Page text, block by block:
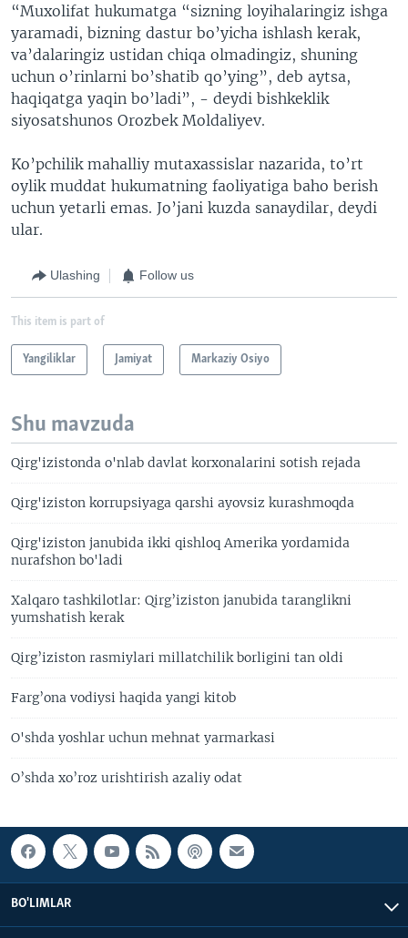
“Muxolifat hukumatga “sizning loyihalaringiz ishga
yaramadi, bizning dastur bo’yicha ishlash kerak,
va’dalaringiz ustidan chiqa olmadingiz, shuning
uchun o’rinlarni bo’shatib qo’ying”, deb aytsa,
haqiqatga yaqin bo’ladi”, - deydi bishkeklik
siyosatshunos Orozbek Moldaliyev.
Ko’pchilik mahalliy mutaxassislar nazarida, to’rt
oylik muddat hukumatning faoliyatiga baho berish
uchun yetarli emas. Jo’jani kuzda sanaydilar, deydi
ular.
Ulashing Follow us
This item is part of
Yangiliklar Jamiyat Markaziy Osiyo
Shu mavzuda
Qirg'izistonda o'nlab davlat korxonalarini sotish rejada
Qirg'iziston korrupsiyaga qarshi ayovsiz kurashmoqda
Qirg'iziston janubida ikki qishloq Amerika yordamida
nurafshon bo'ladi
Xalqaro tashkilotlar: Qirg’iziston janubida taranglikni
yumshatish kerak
Qirg’iziston rasmiylari millatchilik borligini tan oldi
Farg’ona vodiysi haqida yangi kitob
O'shda yoshlar uchun mehnat yarmarkasi
O’shda xo’roz urishtirish azaliy odat
BO'LIMLAR